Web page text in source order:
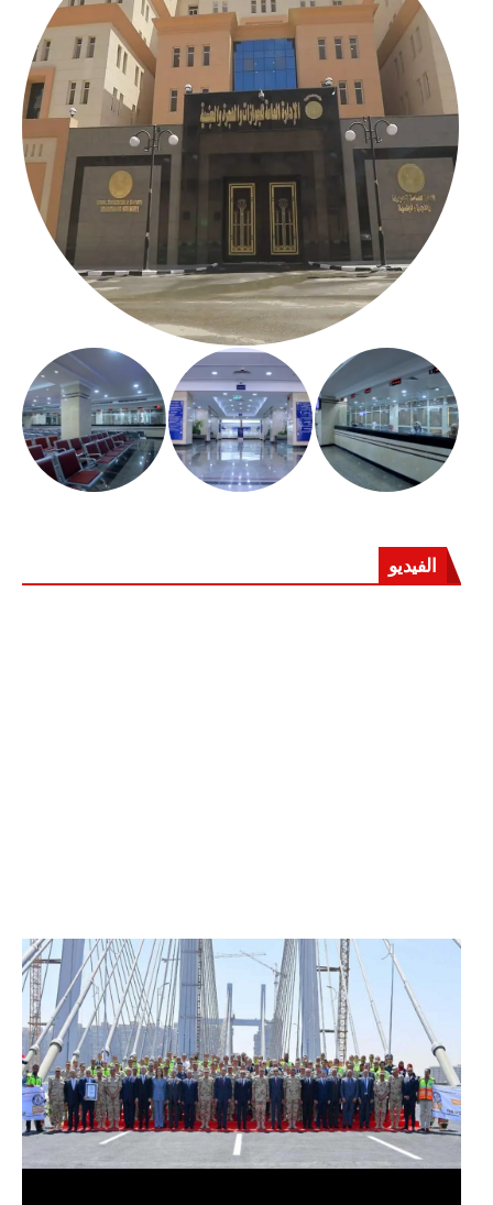
الفيديو
الرئيس عبد الفتاح السيسي يفتتح محور روض الفرج
وكوبري تحيا مصر